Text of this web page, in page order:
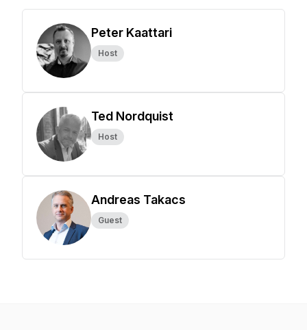
Peter Kaattari
Host
Ted Nordquist
Host
Andreas Takacs
Guest